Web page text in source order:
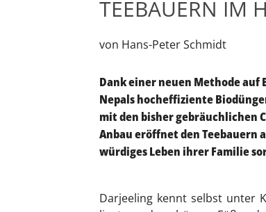
TEEBAUERN IM
von Hans-Peter Schmidt
Dank einer neuen Methode auf
Nepals hocheffiziente
mit den bisher gebräuchlichen
Anbau eröffnet den Teebauern
würdiges Leben ihrer Familie
Darjeeling kennt selbst unter